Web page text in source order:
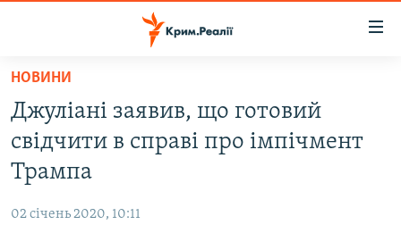
Перейти
основного
матеріалу
Перейти
до
основної
ВОДА.КРИМ
ВІДЕО ТА ФОТО
БЛОГИ
НОВИНИ
Джуліані заявив, що готовий
свідчити в справі про імпічмент
Трампа
02 січень 2020, 10:11